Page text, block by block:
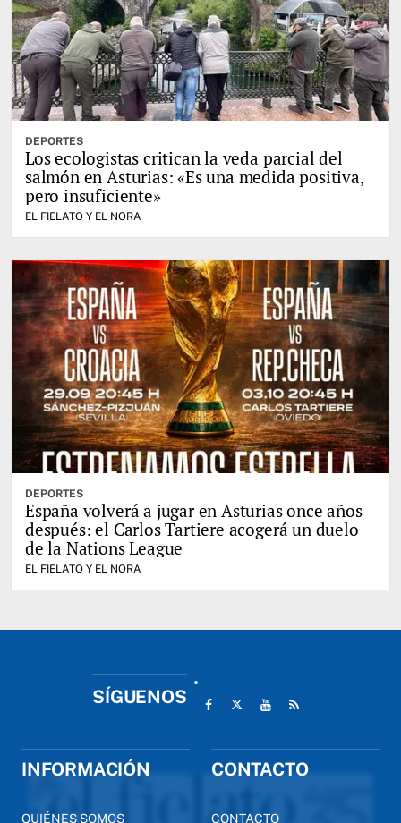
DEPORTES
Los ecologistas critican la veda parcial del
salmón en Asturias: «Es una medida positiva,
pero insuficiente»
EL FIELATO Y EL NORA
DEPORTES
España volverá a jugar en Asturias once años
después: el Carlos Tartiere acogerá un duelo
de la Nations League
EL FIELATO Y EL NORA
SÍGUENOS
INFORMACIÓN
QUIÉNES SOMOS
CONTACTO
CONTACTO